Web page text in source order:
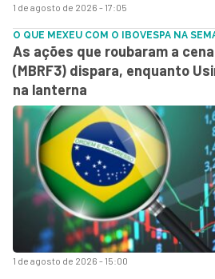
1 de agosto de 2026 - 17:05
1 de agosto de 2026 - 15:00
O QUE MEXEU COM O IBOVESPA NA
As ações que roubaram a
(MBRF3) dispara, enquanto
na lanterna